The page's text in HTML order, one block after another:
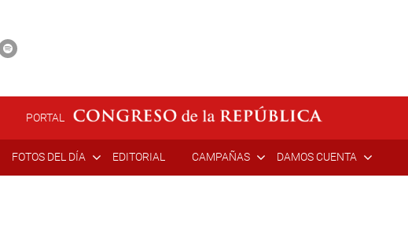
PORTAL
FOTOS DEL DÍA EDITORIAL CAMPAÑAS DAMOS CUENTA